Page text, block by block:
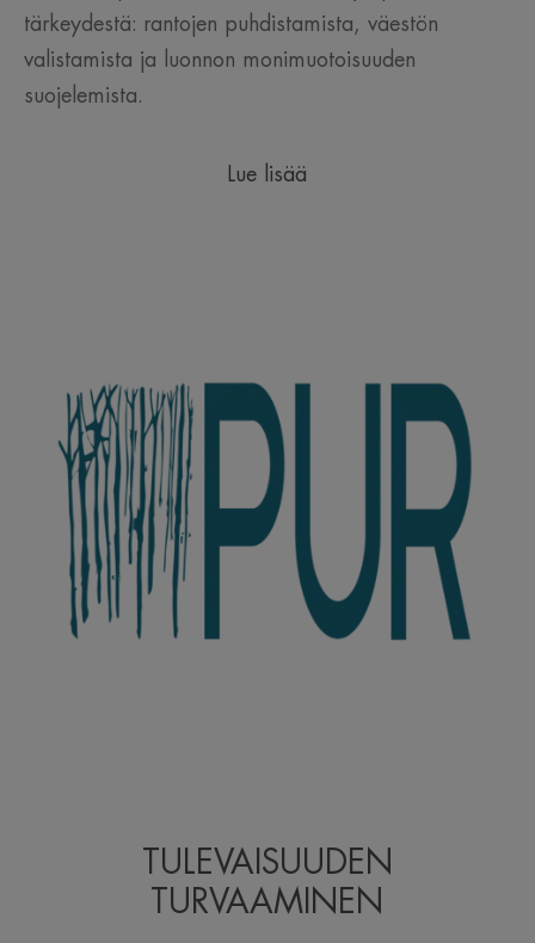
tärkeydestä: rantojen puhdistamista, väestön
valistamista ja luonnon monimuotoisuuden
suojelemista.
Lue lisää
TULEVAISUUDEN
TURVAAMINEN